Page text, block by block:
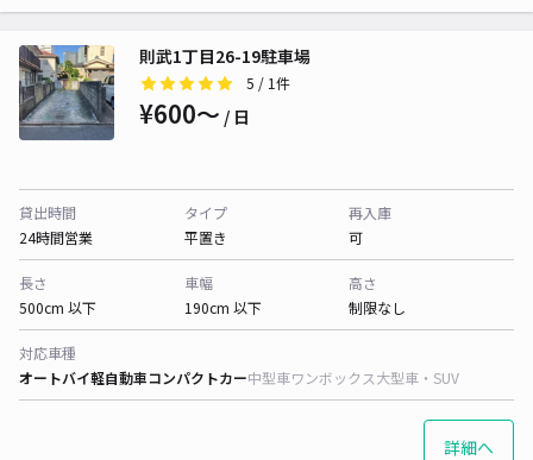
則武1丁目26-19駐車場
5 / 1件
¥600〜 / 日
貸出時間
24時間営業
タイプ
平置き
再入庫
可
長さ
500cm 以下
車幅
190cm 以下
高さ
制限なし
対応車種
オートバイ軽自動車コンパクトカー中型車ワンボックス大型車・SUV
詳細へ